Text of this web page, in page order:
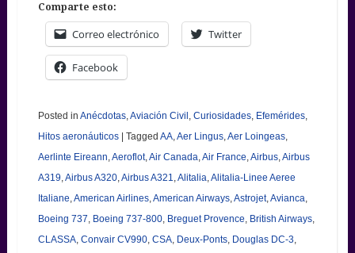
Comparte esto:
Correo electrónico Twitter
Facebook
Posted in Anécdotas,Aviación Civil , Curiosidades, Efemérides,
Hitos aeronáuticos
Tagged AA,Aer Lingus,Aer Loingeas,
Aerlinte Eireann,Aeroflot,Air Canada,Air France,Airbus,Airbus
A319,Airbus A320,Airbus A321,Alitalia,Alitalia-Linee Aeree
Italiane,American Airlines,American Airways,Astrojet,Avianca,
Boeing 737, Boeing 737-800, Breguet Provence, British Airways,
CLASSA, Convair CV990, CSA, Deux-Ponts, Douglas DC-3,